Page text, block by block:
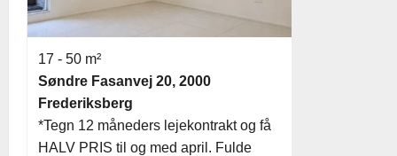
17 - 50 m²
Søndre Fasanvej 20, 2000
Frederiksberg
*Tegn 12 måneders lejekontrakt og få
HALV PRIS til og med april. Fulde